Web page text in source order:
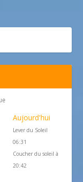
Aujourd'hui
Lever du Soleil
06:31
Coucher du soleil à
20:42